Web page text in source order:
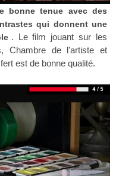
bonne tenue avec des
qui donnent une
. Le film jouant sur les
Chambre de l'artiste et
est de bonne qualité.